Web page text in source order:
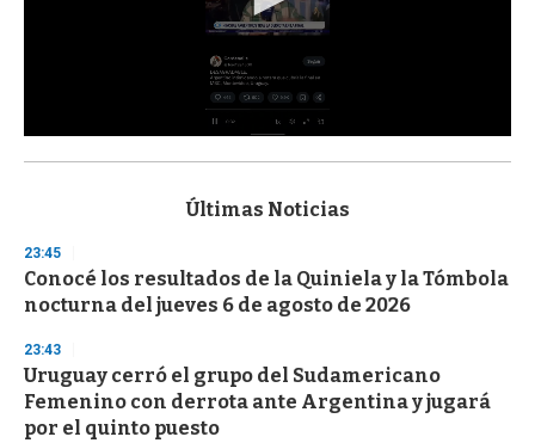
s
d
s
o
f
3
s
e
c
o
Últimas Noticias
23:45
Conocé los resultados de la Quiniela y la Tómbola
nocturna del jueves 6 de agosto de 2026
23:43
Uruguay cerró el grupo del Sudamericano
Femenino con derrota ante Argentina y jugará
por el quinto puesto